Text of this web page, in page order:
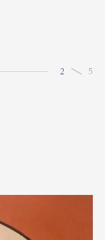
3 5